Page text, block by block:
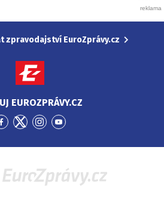
zpravodajství EuroZprávy.cz
EUROZPRÁVY.CZ
Přejít
Facebook
Přejít
Twitter
Přejít
Instagram
Přejít
YouTube
EuroZprávy.cz